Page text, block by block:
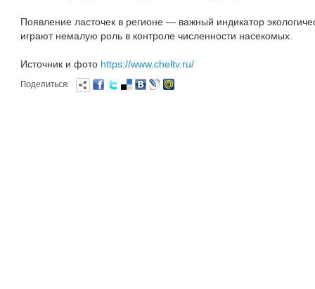
Появление ласточек в регионе — важный индикатор
играют немалую роль в контроле численности насекомых.
Источник и фото https://www.cheltv.ru/
Поделиться: